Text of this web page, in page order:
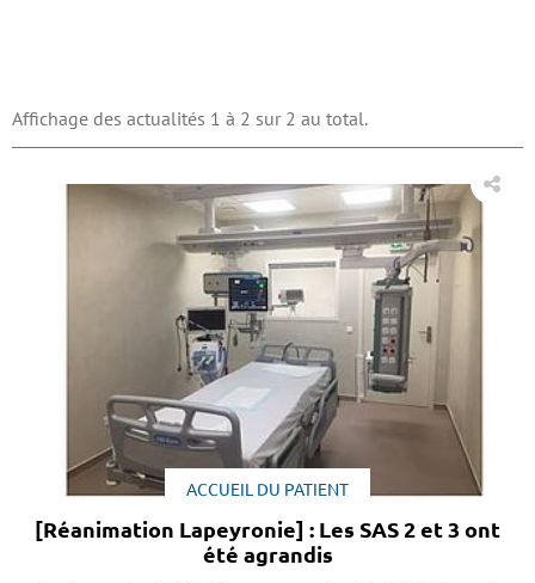
Affichage des actualités 1 à 2 sur 2 au total.
ACCUEIL DU PATIENT
[Réanimation Lapeyronie] : Les SAS 2 et 3 ont
été agrandis